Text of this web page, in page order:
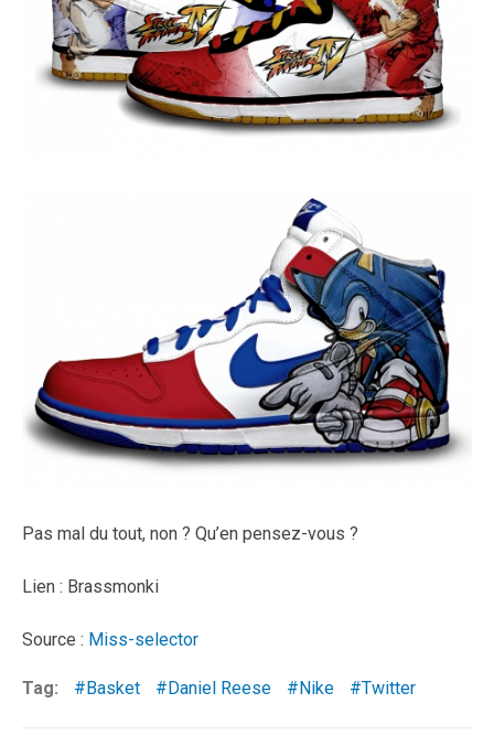
Pas mal du tout, non ? Qu’en pensez-vous ?
Lien : Brassmonki
Source : Miss-selector
Tag: Basket Daniel Reese Nike Twitter